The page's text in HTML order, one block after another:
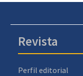
Revista
Perfil editorial